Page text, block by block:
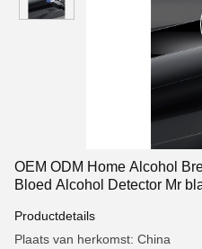
OEM ODM Home Alcohol
Bloed Alcohol Detector Mr
Productdetails
Plaats van herkomst: China